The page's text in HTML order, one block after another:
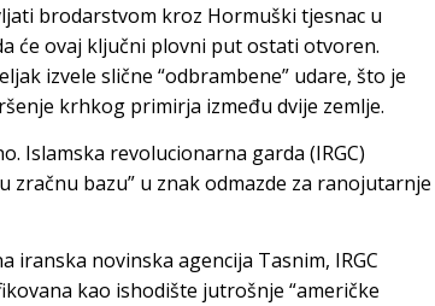
brodarstvom kroz Hormuški tjesnac u
će ovaj ključni plovni put ostati otvoren.
izvele slične “odbrambene” udare, što je
krhkog primirja između dvije zemlje.
Islamska revolucionarna garda (IRGC)
zračnu bazu” u znak odmazde za ranojutarnje
iranska novinska agencija Tasnim, IRGC
kao ishodište jutrošnje “američke